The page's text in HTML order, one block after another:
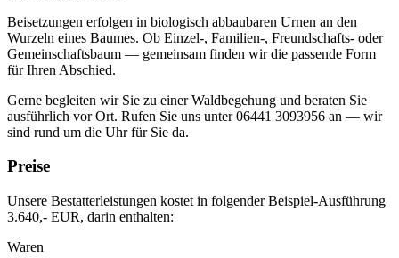
Beisetzungen erfolgen in biologisch abbaubaren Urnen an den
Wurzeln eines Baumes. Ob Einzel-, Familien-, Freundschafts- oder
Gemeinschaftsbaum — gemeinsam finden wir die passende Form
für Ihren Abschied.
Gerne begleiten wir Sie zu einer Waldbegehung und beraten Sie
ausführlich vor Ort. Rufen Sie uns unter 06441 3093956 an — wir
sind rund um die Uhr für Sie da.
Preise
Unsere Bestatterleistungen kostet in folgender Beispiel-Ausführung
3.640,- EUR, darin enthalten:
Waren